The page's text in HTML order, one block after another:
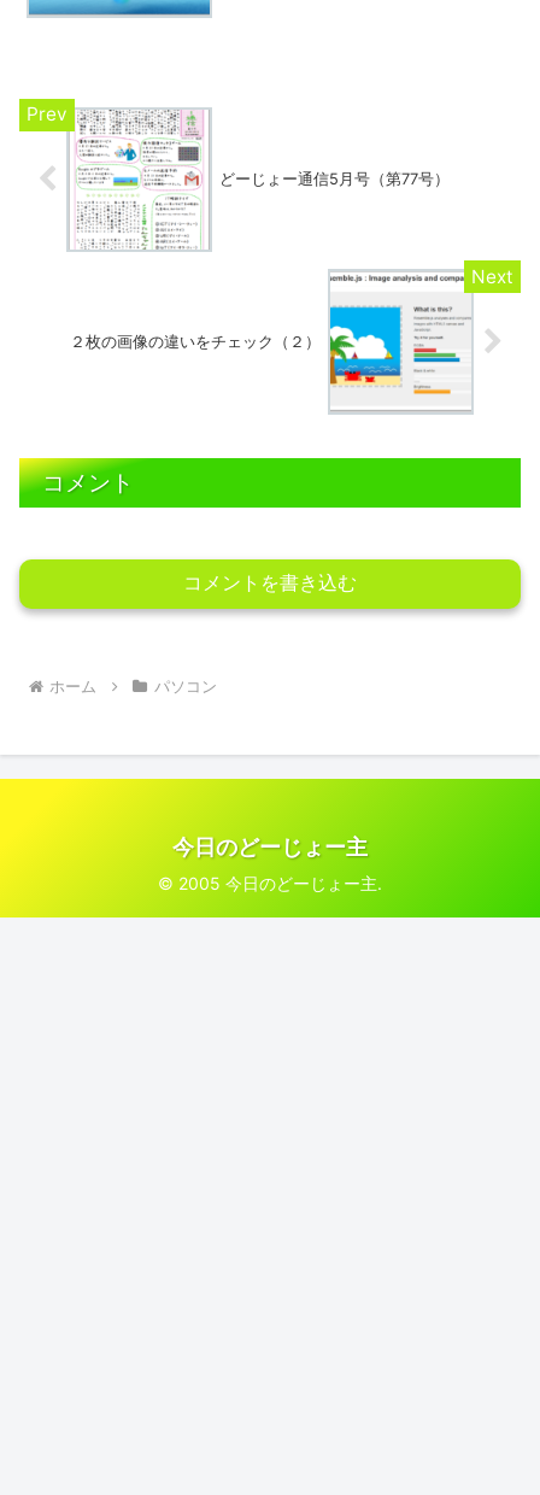
どーじょー通信5月号（第77号）
２枚の画像の違いをチェック（２）
コメント
コメントを書き込む
ホーム パソコン
今日のどーじょー主
© 2005 今日のどーじょー主.